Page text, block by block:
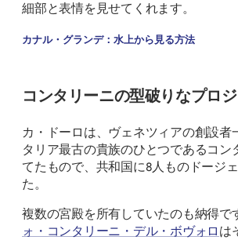
細部と表情を見せてくれます。
カナル・グランデ：水上から見る方法
コンタリーニの型破りなプロ
カ・ドーロは、ヴェネツィアの創設者
タリア最古の貴族のひとつであるコン
てたもので、共和国に8人ものドージ
た。
複数の宮殿を所有していたのも納得で
ォ・コンタリーニ・デル・ボヴォロ は